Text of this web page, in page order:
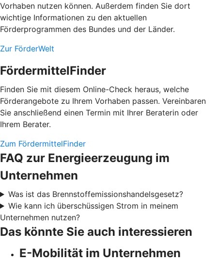
Vorhaben nutzen können. Außerdem finden Sie dort
wichtige Informationen zu den aktuellen
Förderprogrammen des Bundes und der Länder.
Zur FörderWelt
FördermittelFinder
Finden Sie mit diesem Online-Check heraus, welche
Förderangebote zu Ihrem Vorhaben passen. Vereinbaren
Sie anschließend einen Termin mit Ihrer Beraterin oder
Ihrem Berater.
Zum FördermittelFinder
FAQ zur Energieerzeugung im
Unternehmen
Was ist das Brennstoffemissionshandelsgesetz?
Wie kann ich überschüssigen Strom in meinem
Unternehmen nutzen?
Das könnte Sie auch interessieren
E-Mobilität im Unternehmen